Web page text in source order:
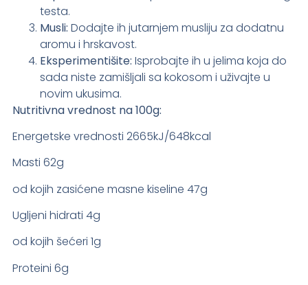
testa.
Musli: Dodajte ih jutarnjem musliju za dodatnu
aromu i hrskavost.
Eksperimentišite: Isprobajte ih u jelima koja do
sada niste zamišljali sa kokosom i uživajte u
novim ukusima.
Nutritivna vrednost na 100g:
Energetske vrednosti 2665kJ/648kcal
Masti 62g
od kojih zasićene masne kiseline 47g
Ugljeni hidrati 4g
od kojih šećeri 1g
Proteini 6g